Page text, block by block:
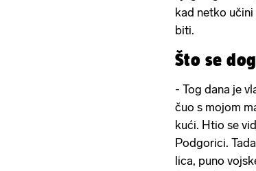
kad netko
biti.
Što se
- Tog dana je
čuo s mojom
kući. Htio se
Podgorici.
lica, puno